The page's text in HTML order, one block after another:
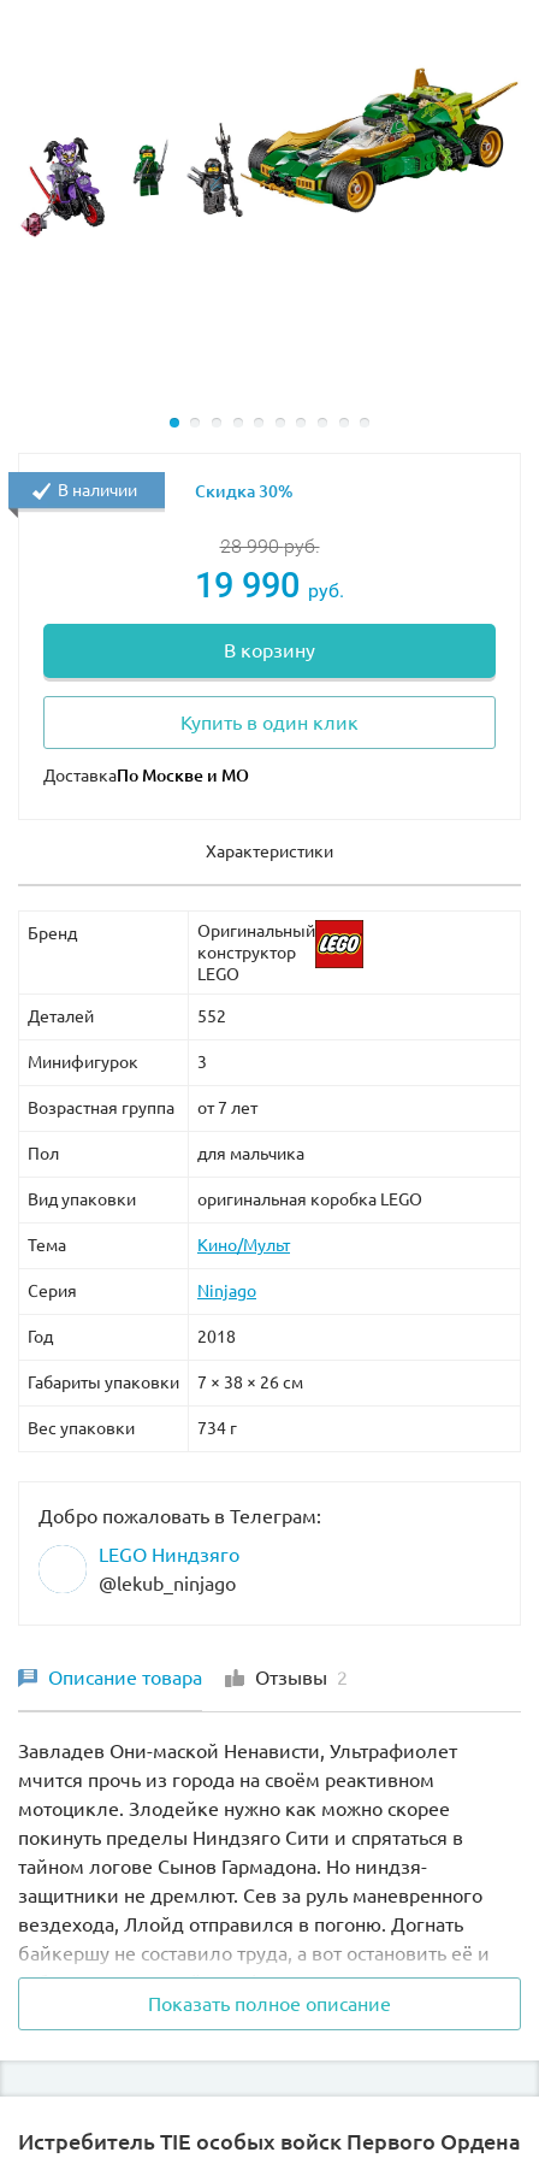
решить сами. Достаточно купить Лего 76175 Человек-
паук в нашем интернет-магазине и придумать сюжет.
Такой яркий, насыщенный множеством деталей и
аксессуаров набор понравится поклонникам этой
фантастической истории. Он станет жемчужиной
Паркер, Веном и Гоблин.
28 990руб.
19 990 руб.
В корзину
Купить в один клик
Доставка
В наличии Скидка 30%
Характеристики
Бренд
Оригинальный
конструктор
LEGO
Деталей 552
Минифигурок 3
Возрастная группа от 7 лет
Пол для мальчика
Вид упаковки оригинальная коробка LEGO
Тема Кино/Мульт
Серия Ninjago
Год 2018
Габариты упаковки 7 × 38 × 26 см
Вес упаковки 734 г
Добро пожаловать в Телеграм:
LEGO Ниндзяго
@lekub_ninjago
Описание товара Отзывы 2
Завладев Они-маской Ненависти, Ультрафиолет
мчится прочь из города на своём реактивном
мотоцикле. Злодейке нужно как можно скорее
покинуть пределы Ниндзяго Сити и спрятаться в
тайном логове Сынов Гармадона. Но ниндзя-
защитники не дремлют. Сев за руль маневренного
вездехода, Ллойд отправился в погоню. Догнать
байкершу не составило труда, а вот остановить её и
забрать магический артефакт никак не получалось.
Ультрафиолет ловко уклонялась от всех таранящих
копья она совершила головокружительный прыжок и
Показать полное описание
Истребитель TIE особых войск Первого Ордена